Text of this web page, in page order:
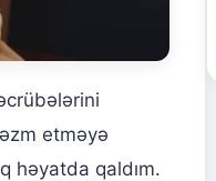
etməyə
həyatda qaldım.